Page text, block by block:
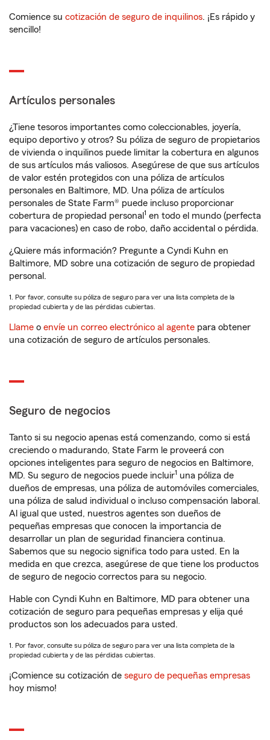
Comience su cotización de seguro de inquilinos. ¡Es rápido y
sencillo!
Artículos personales
¿Tiene tesoros importantes como coleccionables, joyería,
equipo deportivo y otros? Su póliza de seguro de propietarios
de vivienda o inquilinos puede limitar la cobertura en algunos
de sus artículos más valiosos. Asegúrese de que sus artículos
de valor estén protegidos con una póliza de artículos
personales en Baltimore, MD. Una póliza de artículos
personales de State Farm® puede incluso proporcionar
cobertura de propiedad personal 1 en todo el mundo (perfecta
para vacaciones) en caso de robo, daño accidental o pérdida.
¿Quiere más información? Pregunte a Cyndi Kuhn en
Baltimore, MD sobre una cotización de seguro de propiedad
personal.
1. Por favor, consulte su póliza de seguro para ver una lista completa de la
propiedad cubierta y de las pérdidas cubiertas.
Llame o envíe un correo electrónico al agente para obtener
una cotización de seguro de artículos personales.
Seguro de negocios
Tanto si su negocio apenas está comenzando, como si está
creciendo o madurando, State Farm le proveerá con
opciones inteligentes para seguro de negocios en Baltimore,
MD. Su seguro de negocios puede incluir1 una póliza de
dueños de empresas, una póliza de automóviles comerciales,
una póliza de salud individual o incluso compensación laboral.
Al igual que usted, nuestros agentes son dueños de
pequeñas empresas que conocen la importancia de
desarrollar un plan de seguridad financiera continua.
Sabemos que su negocio significa todo para usted. En la
medida en que crezca, asegúrese de que tiene los productos
de seguro de negocio correctos para su negocio.
Hable con Cyndi Kuhn en Baltimore, MD para obtener una
cotización de seguro para pequeñas empresas y elija qué
productos son los adecuados para usted.
1. Por favor, consulte su póliza de seguro para ver una lista completa de la
propiedad cubierta y de las pérdidas cubiertas.
¡Comience su cotización de seguro de pequeñas empresas
hoy mismo!